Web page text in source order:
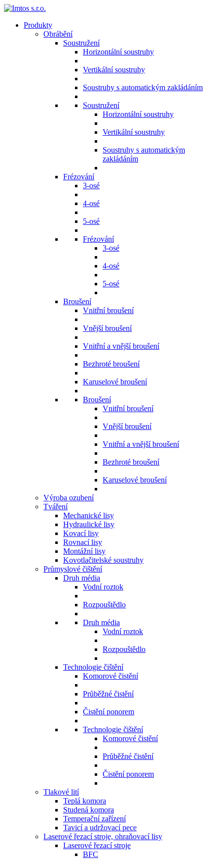
Produkty
Obrábění
Soustružení
Horizontální soustruhy
Vertikální soustruhy
Soustruhy s automatickým zakládáním
Soustružení
Horizontální soustruhy
Vertikální soustruhy
Soustruhy s automatickým
zakládáním
Frézování
3-osé
4-osé
5-osé
Frézování
3-osé
4-osé
5-osé
Broušení
Vnitřní broušení
Vnější broušení
Vnitřní a vnější broušení
Bezhroté broušení
Karuselové broušení
Broušení
Vnitřní broušení
Vnější broušení
Vnitřní a vnější broušení
Bezhroté broušení
Karuselové broušení
Výroba ozubení
Tváření
Mechanické lisy
Hydraulické lisy
Kovací lisy
Rovnací lisy
Montážní lisy
Kovotlačitelské soustruhy
Průmyslové čištění
Druh média
Vodní roztok
Rozpouštědlo
Druh média
Vodní roztok
Rozpouštědlo
Technologie čištění
Komorové čistění
Průběžné čistění
Čistění ponorem
Technologie čištění
Komorové čistění
Průběžné čistění
Čistění ponorem
Tlakové lití
Teplá komora
Studená komora
Temperační zařízení
Tavicí a udržovací pece
Laserové řezací stroje, ohraňovací lisy
Laserové řezací stroje
BFC